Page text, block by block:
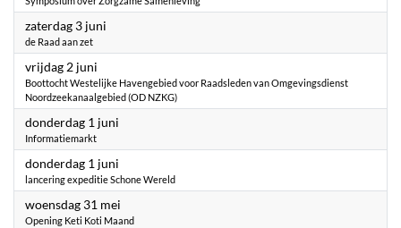
zaterdag 3 juni
de Raad aan zet
vrijdag 2 juni
Boottocht Westelijke Havengebied voor Raadsleden van Omgevingsdienst
Noordzeekanaalgebied (OD NZKG)
donderdag 1 juni
Informatiemarkt
donderdag 1 juni
lancering expeditie Schone Wereld
woensdag 31 mei
Opening Keti Koti Maand